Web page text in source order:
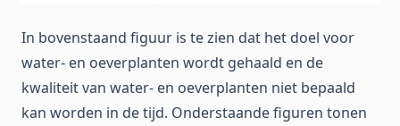
In bovenstaand figuur is te zien dat het doel voor
water- en oeverplanten wordt gehaald en de
kwaliteit van water- en oeverplanten niet bepaald
kan worden in de tijd. Onderstaande figuren tonen